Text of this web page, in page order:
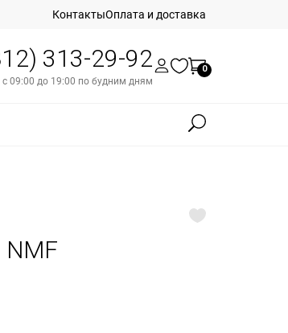
КонтактыОплата и доставка
313-29-92
с 09:00 до 19:00 по будним дням
0
NMF